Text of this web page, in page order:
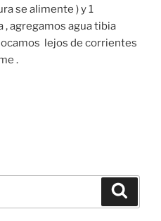
se alimente ) y 1
, agregamos agua tibia
lejos de corrientes
.